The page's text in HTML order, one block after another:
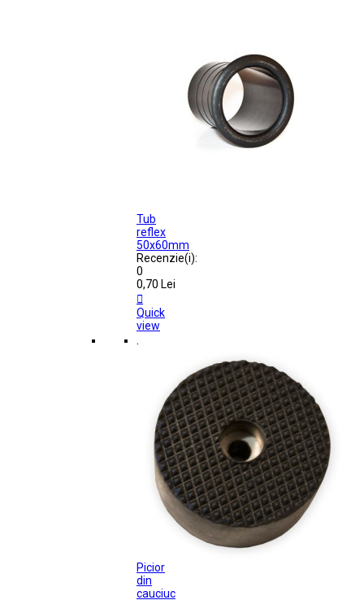
Tub
reflex
50x60mm
Recenzie(i):
0
0,70 Lei

Quick
view
.
Picior
din
cauciuc